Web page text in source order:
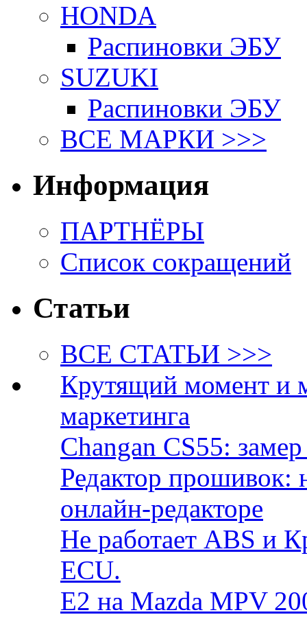
HONDA
Распиновки ЭБУ
SUZUKI
Распиновки ЭБУ
ВСЕ МАРКИ >>>
Информация
ПАРТНЁРЫ
Список сокращений
Статьи
ВСЕ СТАТЬИ >>>
Крутящий момент и
маркетинга
Changan CS55:
Редактор прошивок:
онлайн-редакторе
Не работает ABS и
ECU.
E2 на Mazda MPV